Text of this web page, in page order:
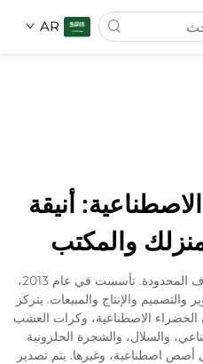
AR
أنيقة
والمكتب
شركة تشجيانغ رويبي للفنون والحرف المحدودة. تأسست في عام 2013،
والإنتاج والمبيعات. يتركز
الاصطناعية، وكرات العشب
والسلال، والشجرة الحلزونية
أصص اصطناعية، وغيرها. يتم تصدير